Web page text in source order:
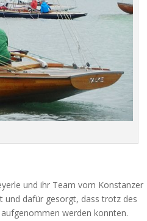
und ihr Team vom Konstanzer
und dafür gesorgt, dass trotz des
werden konnten.